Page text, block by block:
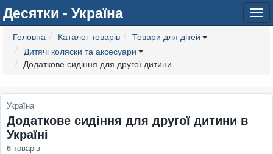
Десятки - Україна
Головна Каталог товарів
Товари для дітей
Дитячі коляски та аксесуари
Додаткове сидіння для другої дитини
Україна
Додаткове сидіння для другої дитини в
Україні
6 товарів